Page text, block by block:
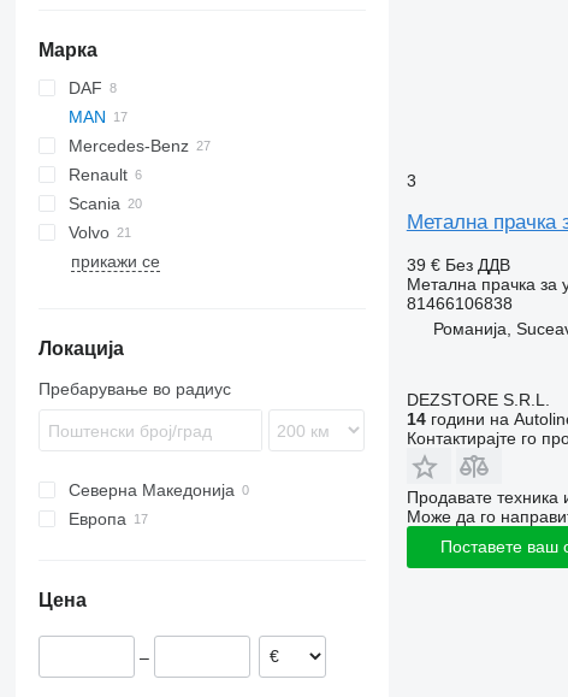
Марка
DAF
CF
XF
EuroCargo
Eurotrakker
Stralis
MAN
TGA
TGL
TGM
TGS
TGX
Mercedes-Benz
A-Class
Actros
Antos
Arocs
Econic
Renault
Magnum
Premium
Scania
P-series
R-series
Volvo
FH
VNL
прикажи се
Локација
Пребарување во радиус
Северна Македонија
Европа
Цена
–
3
Метална прачка
39 € Без ДДВ
Метална прачка за
81466106838
Романија,
DEZSTORE S.R.L.
14години на
Контактирајте го
Продавате техника
Може да го
Поставете ваш